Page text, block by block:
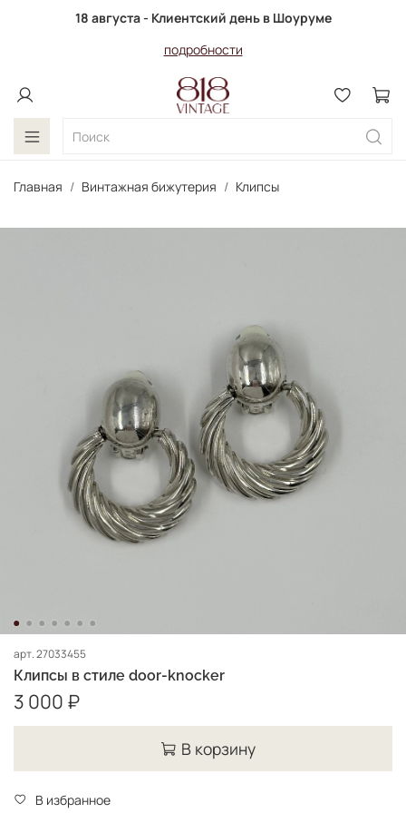
18 августа - Клиентский день в Шоуруме
подробности
Главная Винтажная бижутерия Клипсы
арт.27033455
Клипсы в стиле door-knocker
3 000 ₽
В корзину
В избранное